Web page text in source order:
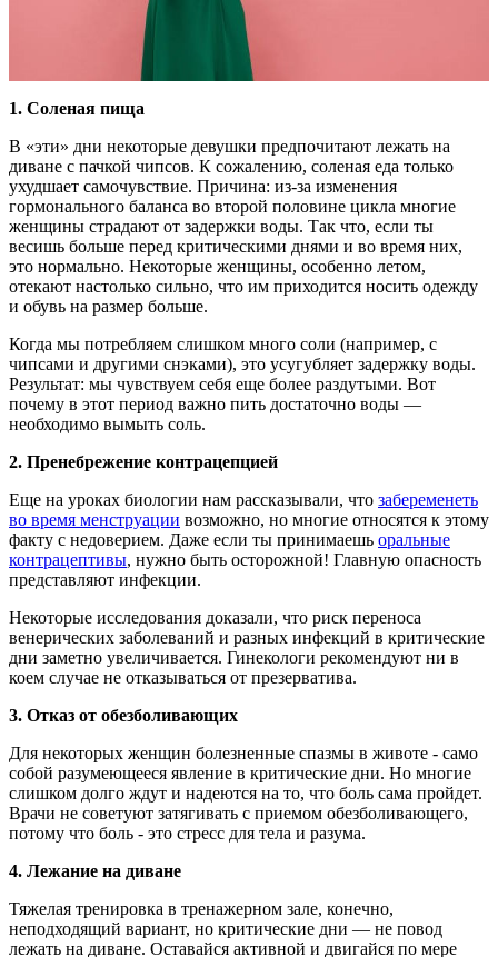
1. Соленая пища
В «эти» дни некоторые девушки предпочитают лежать на
диване с пачкой чипсов. К сожалению, соленая еда только
ухудшает самочувствие. Причина: из-за изменения
гормонального баланса во второй половине цикла многие
женщины страдают от задержки воды. Так что, если ты
весишь больше перед критическими днями и во время них,
это нормально. Некоторые женщины, особенно летом,
отекают настолько сильно, что им приходится носить одежду
и обувь на размер больше.
Когда мы потребляем слишком много соли (например, с
чипсами и другими снэками), это усугубляет задержку воды.
Результат: мы чувствуем себя еще более раздутыми. Вот
почему в этот период важно пить достаточно воды —
необходимо вымыть соль.
2. Пренебрежение контрацепцией
Еще на уроках биологии нам рассказывали, что забеременеть
во время менструации возможно, но многие относятся к этому
факту с недоверием. Даже если ты принимаешь оральные
контрацептивы, нужно быть осторожной! Главную опасность
представляют инфекции.
Некоторые исследования доказали, что риск переноса
венерических заболеваний и разных инфекций в критические
дни заметно увеличивается. Гинекологи рекомендуют ни в
коем случае не отказываться от презерватива.
3. Отказ от обезболивающих
Для некоторых женщин болезненные спазмы в животе - само
собой разумеющееся явление в критические дни. Но многие
слишком долго ждут и надеются на то, что боль сама пройдет.
Врачи не советуют затягивать с приемом обезболивающего,
потому что боль - это стресс для тела и разума.
4. Лежание на диване
Тяжелая тренировка в тренажерном зале, конечно,
неподходящий вариант, но критические дни — не повод
лежать на диване. Оставайся активной и двигайся по мере